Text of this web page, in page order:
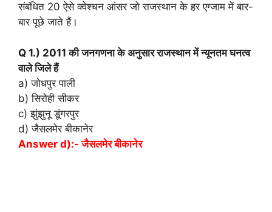
संबंधित 20 ऐसे क्वेश्चन आंसर जो राजस्थान के हर एग्जाम में बार-
बार पूछे जाते हैं।
Q 1.) 2011 की जनगणना के अनुसार राजस्थान में न्यूनतम घनत्व
वाले जिले हैं
a) जोधपुर पाली
b) सिरोही सीकर
c) झुंझुनू डूंगरपुर
d) जैसलमेर बीकानेर
Answer d):- जैसलमेर बीकानेर